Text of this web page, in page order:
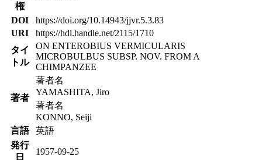
権
DOI
https://doi.org/10.14943/jjvr.5.3.83
URI
https://hdl.handle.net/2115/1710
タイ
トル
ON ENTEROBIUS VERMICULARIS
MICROBULBUS SUBSP. NOV. FROM A
CHIMPANZEE
著者
著者名
YAMASHITA, Jiro
著者名
KONNO, Seiji
言語
英語
発行
日
1957-09-25